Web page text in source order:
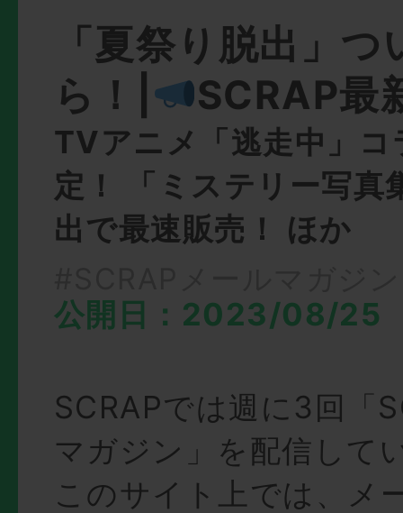
「夏祭り脱出」
ら！|
SCRAP最
TVアニメ「逃走中」コ
定！ 「ミステリー写真
出で最速販売！ ほか
公開日：2023/08/25
SCRAPでは週に3回「
マガジン」を配信して
このサイト上では、メ